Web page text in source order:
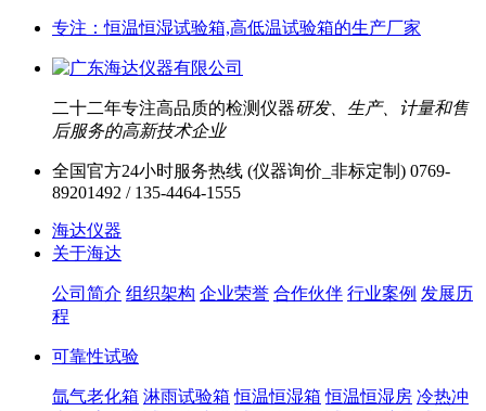
专注：恒温恒湿试验箱,高低温试验箱的生产厂家
二十二年专注高品质的检测仪器研发、生产、计量和售
后服务的高新技术企业
全国官方24小时服务热线 (仪器询价_非标定制) 0769-
89201492 / 135-4464-1555
海达仪器
关于海达
公司简介 组织架构 企业荣誉 合作伙伴 行业案例 发展历
程
可靠性试验
氙气老化箱 淋雨试验箱 恒温恒湿箱 恒温恒湿房 冷热冲